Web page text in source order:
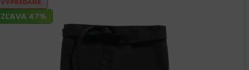
VYPREDANÉ
ZĽAVA 47%